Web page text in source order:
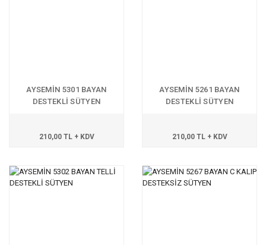
AYSEMİN 5301 BAYAN
DESTEKLİ SÜTYEN
210,00 TL + KDV
AYSEMİN 5261 BAYAN
DESTEKLİ SÜTYEN
210,00 TL + KDV